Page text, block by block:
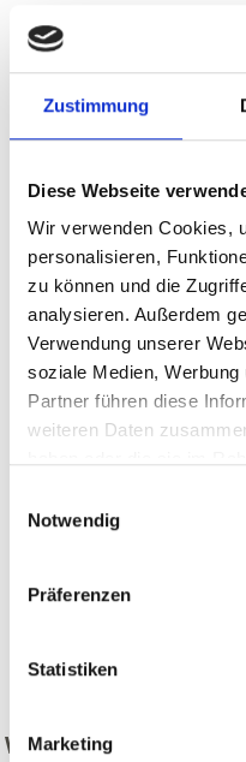
Zustimmung
Diese Webseite
Wir verwenden Cookies,
personalisieren,
zu können und die
analysieren. Außerdem
Verwendung unserer
soziale Medien,
Partner führen diese
weiteren Daten
Notwendig
Präferenzen
Statistiken
Marketing
zurück
WAR DER INHALT